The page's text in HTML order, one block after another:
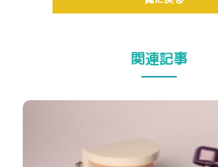
関連記事